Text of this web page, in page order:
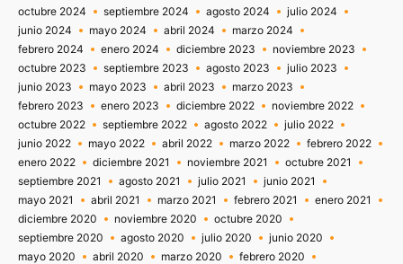
octubre 2024
septiembre 2024 agosto 2024
julio 2024
junio 2024
mayo 2024 abril 2024
marzo 2024
febrero 2024
enero 2024 diciembre 2023
noviembre 2023
octubre 2023
septiembre 2023 agosto 2023
julio 2023
junio 2023
mayo 2023 abril 2023
marzo 2023
febrero 2023
enero 2023 diciembre 2022
noviembre 2022
octubre 2022
septiembre 2022 agosto 2022
julio 2022
junio 2022
mayo 2022 abril 2022 marzo 2022
febrero 2022
enero 2022
diciembre 2021 noviembre 2021
octubre 2021
septiembre 2021
agosto 2021 julio 2021
junio 2021
mayo 2021
abril 2021 marzo 2021 febrero 2021
enero 2021
diciembre 2020
noviembre 2020
octubre 2020
septiembre 2020
agosto 2020 julio 2020
junio 2020
mayo 2020
abril 2020 marzo 2020
febrero 2020